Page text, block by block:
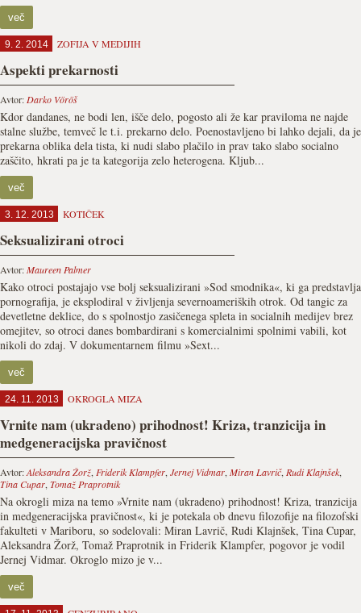
več
9. 2. 2014 ZOFIJA V MEDIJIH
Aspekti prekarnosti
Avtor: Darko Vöröš
Kdor dandanes, ne bodi len, išče delo, pogosto ali že kar praviloma ne najde
stalne službe, temveč le t.i. prekarno delo. Poenostavljeno bi lahko dejali, da je
prekarna oblika dela tista, ki nudi slabo plačilo in prav tako slabo socialno
zaščito, hkrati pa je ta kategorija zelo heterogena. Kljub...
več
3. 12. 2013 KOTIČEK
Seksualizirani otroci
Avtor:Maureen Palmer
Kako otroci postajajo vse bolj seksualizirani »Sod smodnika«, ki ga predstavlja
pornografija, je eksplodiral v življenja severnoameriških otrok. Od tangic za
devetletne deklice, do s spolnostjo zasičenega spleta in socialnih medijev brez
omejitev, so otroci danes bombardirani s komercialnimi spolnimi vabili, kot
nikoli do zdaj. V dokumentarnem filmu »Sext...
več
24. 11. 2013 OKROGLA MIZA
Vrnite nam (ukradeno) prihodnost! Kriza, tranzicija in
medgeneracijska pravičnost
Avtor:Aleksandra Žorž, Friderik Klampfer, Jernej Vidmar, Miran Lavrič, Rudi Klajnšek,
Tina Cupar, Tomaž Praprotnik
Na okrogli miza na temo »Vrnite nam (ukradeno) prihodnost! Kriza, tranzicija
in medgeneracijska pravičnost«, ki je potekala ob dnevu filozofije na filozofski
fakulteti v Mariboru, so sodelovali: Miran Lavrič, Rudi Klajnšek, Tina Cupar,
Aleksandra Žorž, Tomaž Praprotnik in Friderik Klampfer, pogovor je vodil
Jernej Vidmar. Okroglo mizo je v...
več